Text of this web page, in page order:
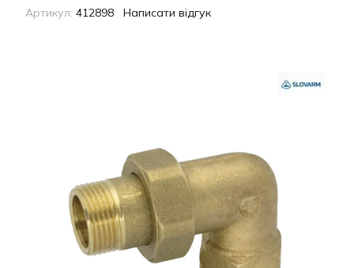
Артикул: 412898 Написати відгук